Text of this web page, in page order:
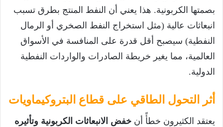
بصمتها الكربونية. هذا يعني أن النفط المنتج بطرق تسبب
انبعاثات عالية (مثل استخراج النفط الصخري أو الرمال
النفطية) سيصبح أقل قدرة على المنافسة في الأسواق
العالمية، مما يغير خريطة الصادرات والواردات النفطية
الدولية.
أثر التحول الطاقي على قطاع البتروكيماويات
يعتقد الكثيرون خطأً أن خفض الانبعاثات الكربونية وتأثيره